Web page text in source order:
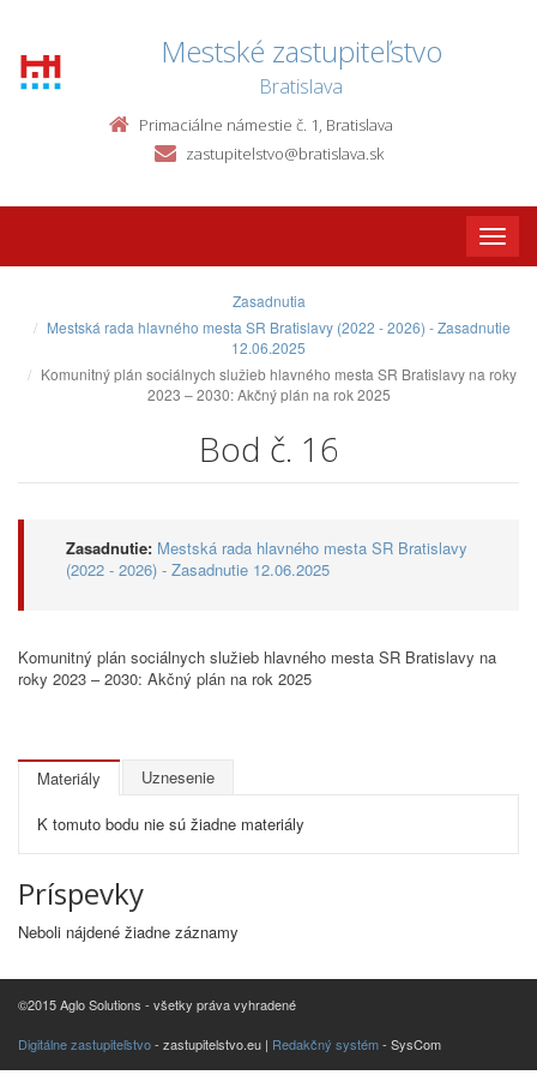
Mestské zastupiteľstvo
Bratislava
Primaciálne námestie č. 1, Bratislava
zastupitelstvo@bratislava.sk
Toggle
Zasadnutia
Mestská rada hlavného mesta SR Bratislavy (2022 - 2026) - Zasadnutie
12.06.2025
Komunitný plán sociálnych služieb hlavného mesta SR Bratislavy na roky
2023 – 2030: Akčný plán na rok 2025
Bod č. 16
Zasadnutie: Mestská rada hlavného mesta SR Bratislavy
(2022 - 2026) - Zasadnutie 12.06.2025
Komunitný plán sociálnych služieb hlavného mesta SR Bratislavy na
roky 2023 – 2030: Akčný plán na rok 2025
Materiály Uznesenie
K tomuto bodu nie sú žiadne materiály
Príspevky
Neboli nájdené žiadne záznamy
©2015 Aglo Solutions - všetky práva vyhradené
Digitálne zastupiteľstvo- zastupitelstvo.eu | Redakčný systém- SysCom